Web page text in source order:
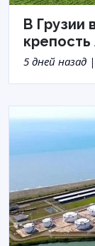
В Грузии
5 дней назад |